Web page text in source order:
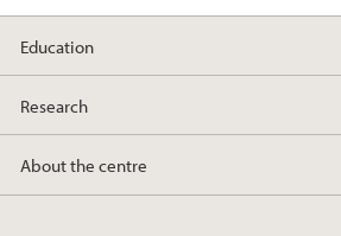
Education
Research
About the centre